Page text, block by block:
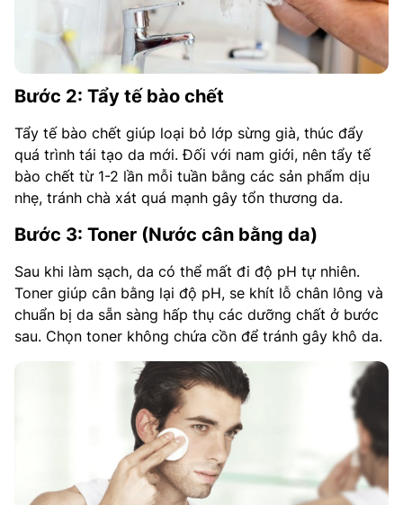
Bước 2: Tẩy tế bào chết
Tẩy tế bào chết giúp loại bỏ lớp sừng già, thúc đẩy
quá trình tái tạo da mới. Đối với nam giới, nên tẩy tế
bào chết từ 1-2 lần mỗi tuần bằng các sản phẩm dịu
nhẹ, tránh chà xát quá mạnh gây tổn thương da.
Bước 3: Toner (Nước cân bằng da)
Sau khi làm sạch, da có thể mất đi độ pH tự nhiên.
Toner giúp cân bằng lại độ pH, se khít lỗ chân lông và
chuẩn bị da sẵn sàng hấp thụ các dưỡng chất ở bước
sau. Chọn toner không chứa cồn để tránh gây khô da.